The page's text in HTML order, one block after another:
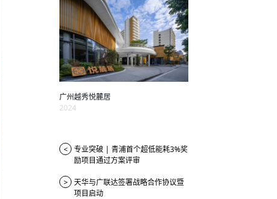
广州越秀悦麓居
2024
<
专业突破 | 青浦首个超低能耗3%奖
励项目通过方案评审
>
天华与广联达签署战略合作协议暨
项目启动